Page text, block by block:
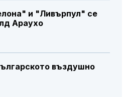
и "Ливърпул" се
Араухо
въздушно